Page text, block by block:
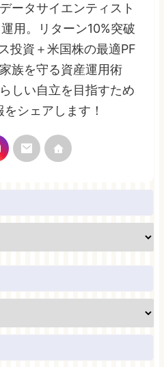
ータサイエンティスト
用。リターン10%突破
投資＋米国株の最適PF
族を守る資産運用術
しい自立を目指すため
シェアします！